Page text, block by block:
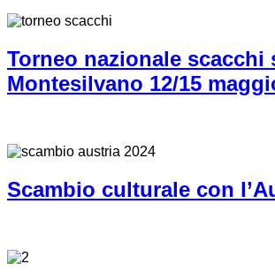
Torneo nazionale scacchi
Montesilvano 12/15
Scambio culturale con